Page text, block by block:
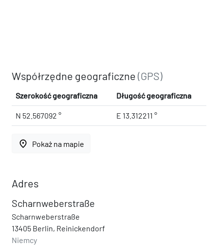
Współrzędne geograficzne(GPS)
Szerokość geograficzna Długość geograficzna
N 52.567092 ° E 13.312211 °
place Pokaż na mapie
Adres
Scharnweberstraße
Scharnweberstraße
13405 Berlin, Reinickendorf
Niemcy